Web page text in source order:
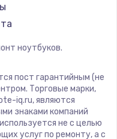
ноутбуков.
пост гарантийным (не
Торговые марки,
iq.ru, являются
знаками компаний
не с целью
услуг по ремонту, а с